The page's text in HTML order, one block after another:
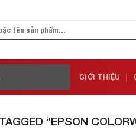
GIỚI THIỆU
“EPSON